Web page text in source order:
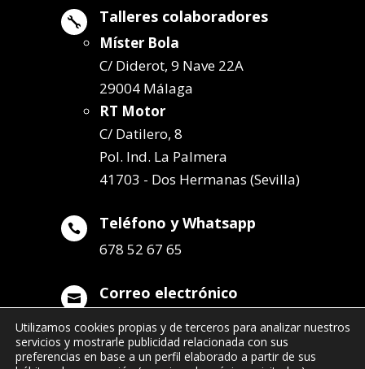
 Talleres colaboradores
Míster Bola
C/ Diderot, 9 Nave 22A
29004 Málaga
RT Motor
C/ Datilero, 8
Pol. Ind. La Palmera
41703 - Dos Hermanas (Sevilla)
 Teléfono y Whatsapp
678 52 67 65
 Correo electrónico
info@remolqueszabala.com
Utilizamos cookies propias y de terceros para analizar nuestros
servicios y mostrarle publicidad relacionada con sus
preferencias en base a un perfil elaborado a partir de sus